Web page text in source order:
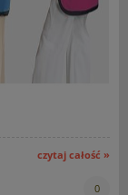
czytaj całość »
0